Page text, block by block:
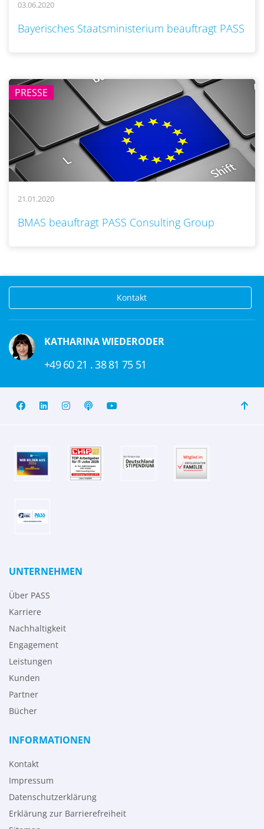
03.06.2020
Bayerisches Staatsministerium beauftragt PASS
PRESSE
21.01.2020
BMAS beauftragt PASS Consulting Group
Kontakt
KATHARINA WIEDERODER
+49 60 21 . 38 81 75 51
UNTERNEHMEN
Über PASS
Karriere
Nachhaltigkeit
Engagement
Leistungen
Kunden
Partner
Bücher
INFORMATIONEN
Kontakt
Impressum
Datenschutzerklärung
Erklärung zur Barrierefreiheit